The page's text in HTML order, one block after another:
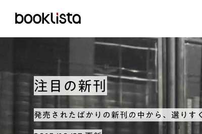
注目の新刊
発売されたばかりの新刊の中から、選りす